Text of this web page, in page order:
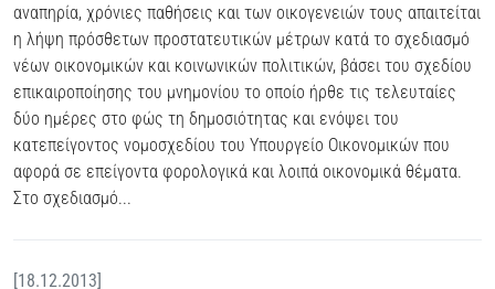
αναπηρία, χρόνιες παθήσεις και των οικογενειών τους απαιτείται
η λήψη πρόσθετων προστατευτικών μέτρων κατά το σχεδιασμό
νέων οικονομικών και κοινωνικών πολιτικών, βάσει του σχεδίου
επικαιροποίησης του μνημονίου το οποίο ήρθε τις τελευταίες
δύο ημέρες στο φώς τη δημοσιότητας και ενόψει του
κατεπείγοντος νομοσχεδίου του Υπουργείο Οικονομικών που
αφορά σε επείγοντα φορολογικά και λοιπά οικονομικά θέματα.
Στο σχεδιασμό...
[18.12.2013]